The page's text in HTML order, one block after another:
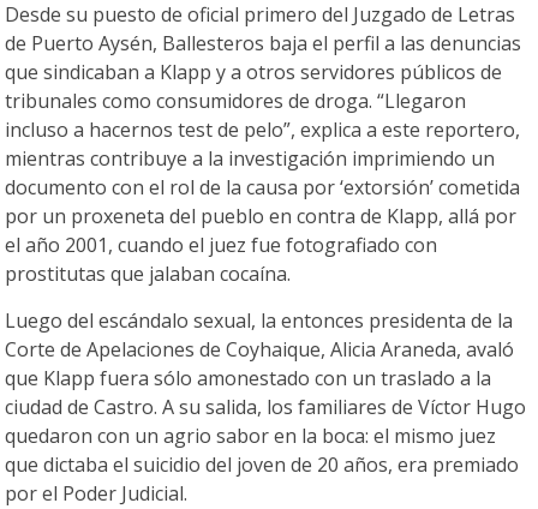
Desde su puesto de oficial primero del Juzgado de Letras
de Puerto Aysén, Ballesteros baja el perfil a las denuncias
que sindicaban a Klapp y a otros servidores públicos de
tribunales como consumidores de droga. “Llegaron
incluso a hacernos test de pelo”, explica a este reportero,
mientras contribuye a la investigación imprimiendo un
documento con el rol de la causa por ‘extorsión’ cometida
por un proxeneta del pueblo en contra de Klapp, allá por
el año 2001, cuando el juez fue fotografiado con
prostitutas que jalaban cocaína.
Luego del escándalo sexual, la entonces presidenta de la
Corte de Apelaciones de Coyhaique, Alicia Araneda, avaló
que Klapp fuera sólo amonestado con un traslado a la
ciudad de Castro. A su salida, los familiares de Víctor Hugo
quedaron con un agrio sabor en la boca: el mismo juez
que dictaba el suicidio del joven de 20 años, era premiado
por el Poder Judicial.